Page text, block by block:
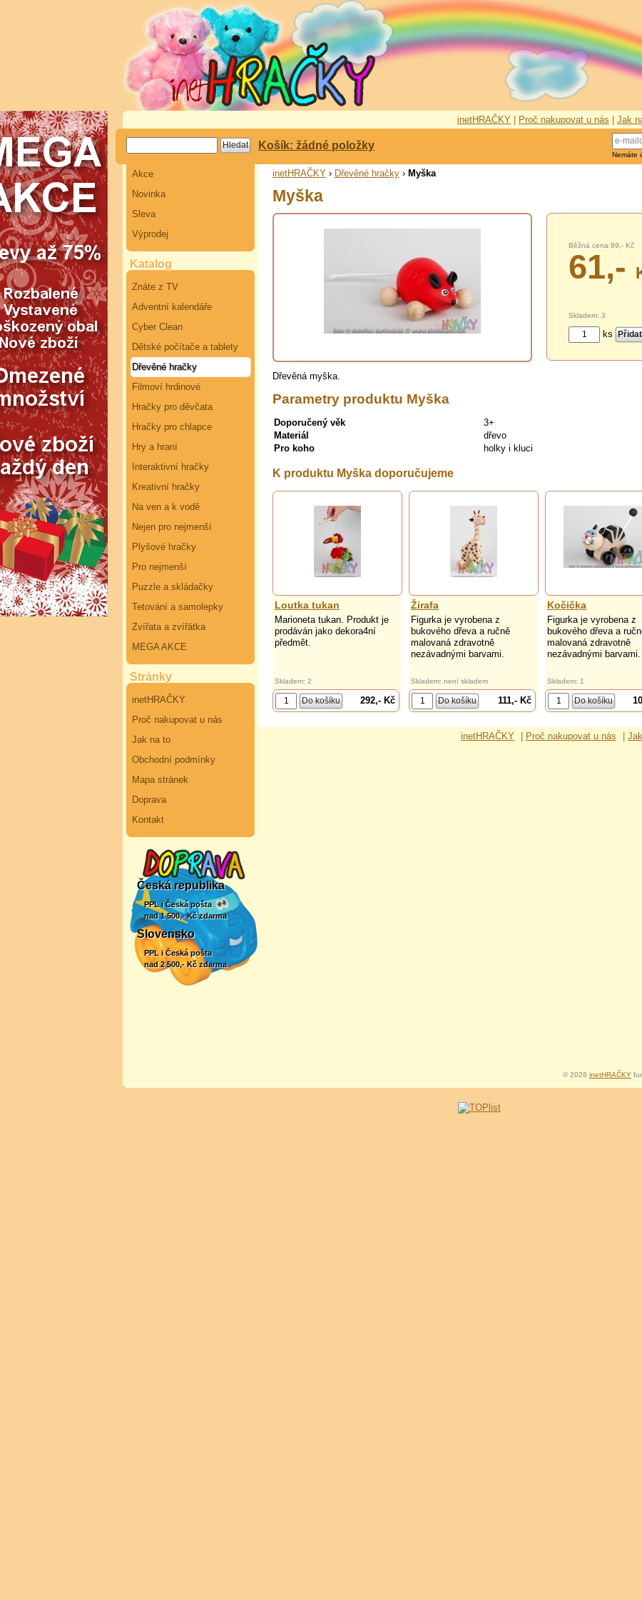
inetHRAČKY Proč nakupovat u nás Jak
Nemáte
Košík: žádné položky
Akce
Novinka
Sleva
Výprodej
Katalog
Znáte z TV
Adventní kalendáře
Cyber Clean
Dětské počítače a tablety
Dřevěné hračky
Filmoví hrdinové
Hračky pro děvčata
Hračky pro chlapce
Hry a hraní
Interaktivní hračky
Kreativní hračky
Na ven a k vodě
Nejen pro nejmenší
Plyšové hračky
Pro nejmenší
Puzzle a skládačky
Tetování a samolepky
Zvířata a zvířátka
MEGA AKCE
Stránky
inetHRAČKY
Proč nakupovat u nás
Jak na to
Obchodní podmínky
Mapa stránek
Doprava
Kontakt
Česká republika
PPL i Česká pošta
nad 1 500,- Kč zdarma
Slovensko
PPL i Česká pošta
nad 2 500,- Kč zdarma
inetHRAČKY › Dřevěné hračky › Myška
Myška
Běžná cena 89,- Kč
61,-
Skladem: 3
ks
Dřevěná myška.
Parametry produktu Myška
Doporučený věk
3+
Materiál
dřevo
Pro koho
holky i kluci
K produktu Myška doporučujeme
Loutka tukan
Marioneta tukan. Produkt je
prodáván jako dekora4ní
předmět.
Skladem: 2
292,- Kč
Žirafa
Figurka je vyrobena z
bukového dřeva a ručně
malovaná zdravotně
nezávadnými barvami.
Skladem: není skladem
111,- Kč
Kočička
Figurka je vyrobena z
bukového dřeva a
malovaná zdravotně
nezávadnými barvami.
Skladem: 1
inetHRAČKY Proč nakupovat u nás
© 2026 inetHRAČKY